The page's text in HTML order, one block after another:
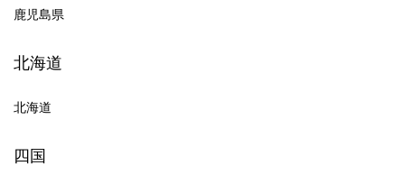
鹿児島県
北海道
北海道
四国